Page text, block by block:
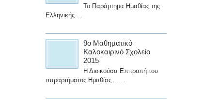
Το Παράρτημα Ημαθίας της
Ελληνικής ...
9ο Μαθηματικό
Καλοκαιρινό Σχολείο
2015
Η Διοικούσα Επιτροπή του
παραρτήματος Ημαθίας ......